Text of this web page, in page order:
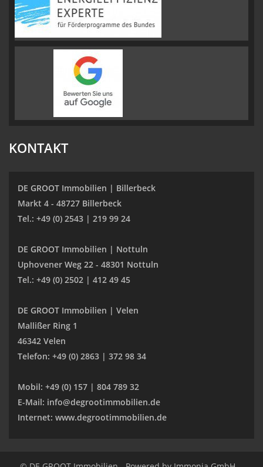
KONTAKT
DE GROOT Immobilien | Billerbeck
Markt 4 - 48727 Billerbeck
Tel.: +49 (0) 2543 | 219 99 24
DE GROOT Immobilien | Nottuln
Uphovener Weg 22 - 48301 Nottuln
Tel.: +49 (0) 2502 | 412 49 45
DE GROOT Immobilien | Velen
Mallißer Ring 1
46342 Velen
Telefon: +49 (0) 2863 | 372 98 34
Mobil: +49 (0) 157 | 804 789 32
E-Mail: info@degrootimmobilien.de
Internet: www.degrootimmobilien.de